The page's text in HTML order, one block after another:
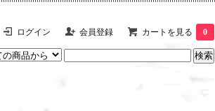
ログイン 会員登録 カートを見る 0